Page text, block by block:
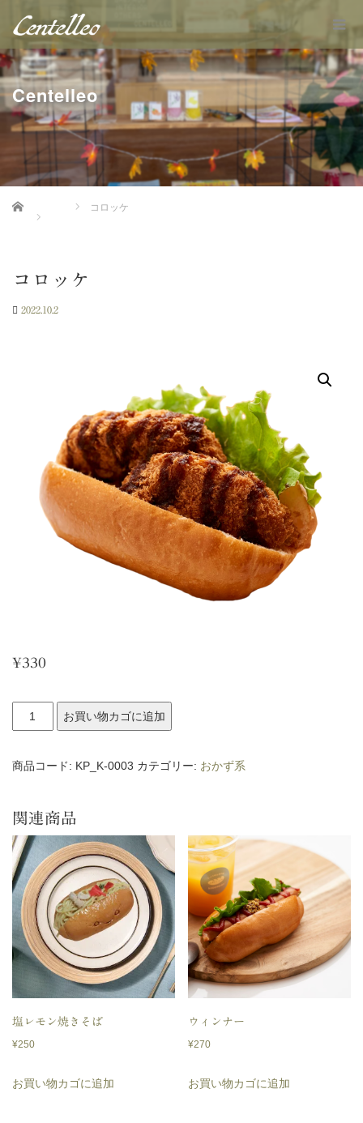
Centelleo
Home コロッケ
コロッケ
2022.10.2
¥330
ッ
個
お買い物カゴに追加
商品コード: KP_K-0003 カテゴリー: おかず系
関連商品
塩レモン焼きそば
¥250
お買い物カゴに追加
ウィンナー
¥270
お買い物カゴに追加